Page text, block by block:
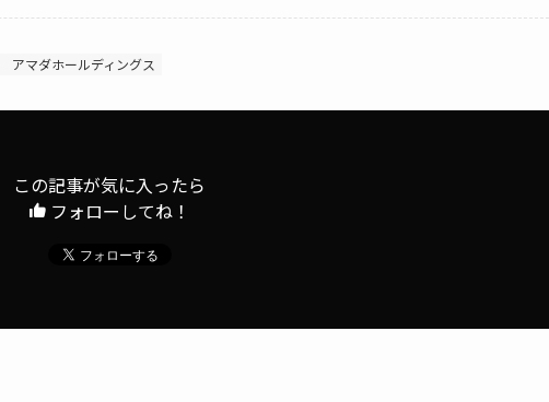
アマダホールディングス
この記事が気に入ったら
フォローしてね！